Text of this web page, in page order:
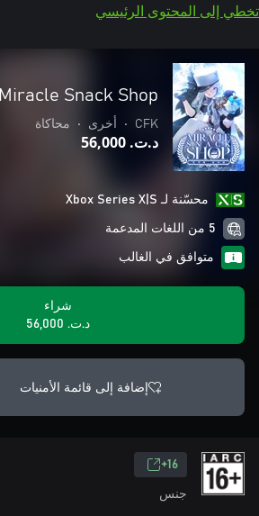
تخطي إلى المحتوى الرئيسي
Miracle Snack Shop
CFK
• أخرى • محاكاة
د.ت.‏ 56,000
محسّنة لـ Xbox Series X|S
5 من اللغات المدعمة
متوافق في الغالب
شراء
د.ت.‏ 56,000
إضافة إلى قائمة الأمنيات
16+
جنس